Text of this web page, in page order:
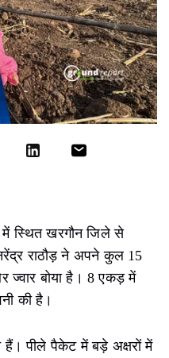
में स्थित खरगौन जिले से
राठौड़ ने अपने कुल 15
ज्वार बोया है। 8 एकड़ में
की है।
हैं। पीले पैकेट में बड़े अक्षरों में